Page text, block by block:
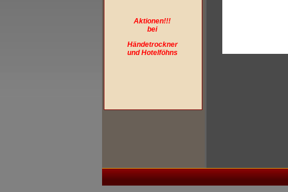
Aktionen!!!
bei
Händetrockner
und Hotelföhns